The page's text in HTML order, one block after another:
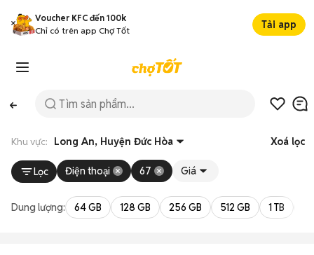
Voucher KFC đến 100k
Chỉ có trên app Chợ Tốt
Tải app
Khu vực: Long An, Huyện Đức Hòa Xoá lọc
Lọc Điện thoại 67 Giá
Dung lượng: 64 GB 128 GB 256 GB 512 GB 1 TB